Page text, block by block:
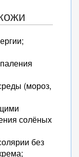
(мороз,
солёных
без